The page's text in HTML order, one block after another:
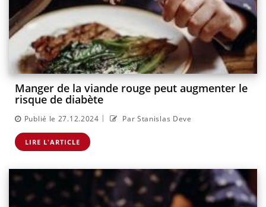
Manger de la viande rouge peut augmenter le
risque de diabète
Publié le 27.12.2024 | Par Stanislas Deve
LIRE L'ARTICLE